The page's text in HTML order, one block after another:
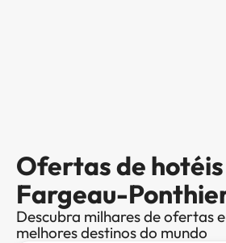
Ofertas de
Fargeau-
Descubra milhares de ofertas
melhores destinos do mundo